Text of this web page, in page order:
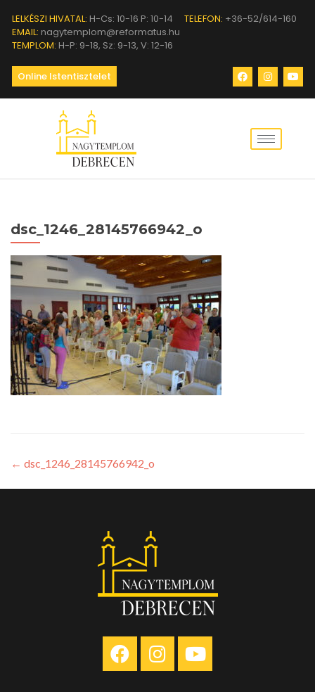
LELKÉSZI HIVATAL: H-Cs: 10-16 P: 10-14 TELEFON: +36-52/614-160
EMAIL: nagytemplom@reformatus.hu
TEMPLOM: H-P: 9-18, Sz: 9-13, V: 12-16
Online Istentisztelet
dsc_1246_28145766942_o
← dsc_1246_28145766942_o